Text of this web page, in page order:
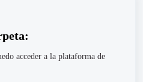
acceder a la plataforma de